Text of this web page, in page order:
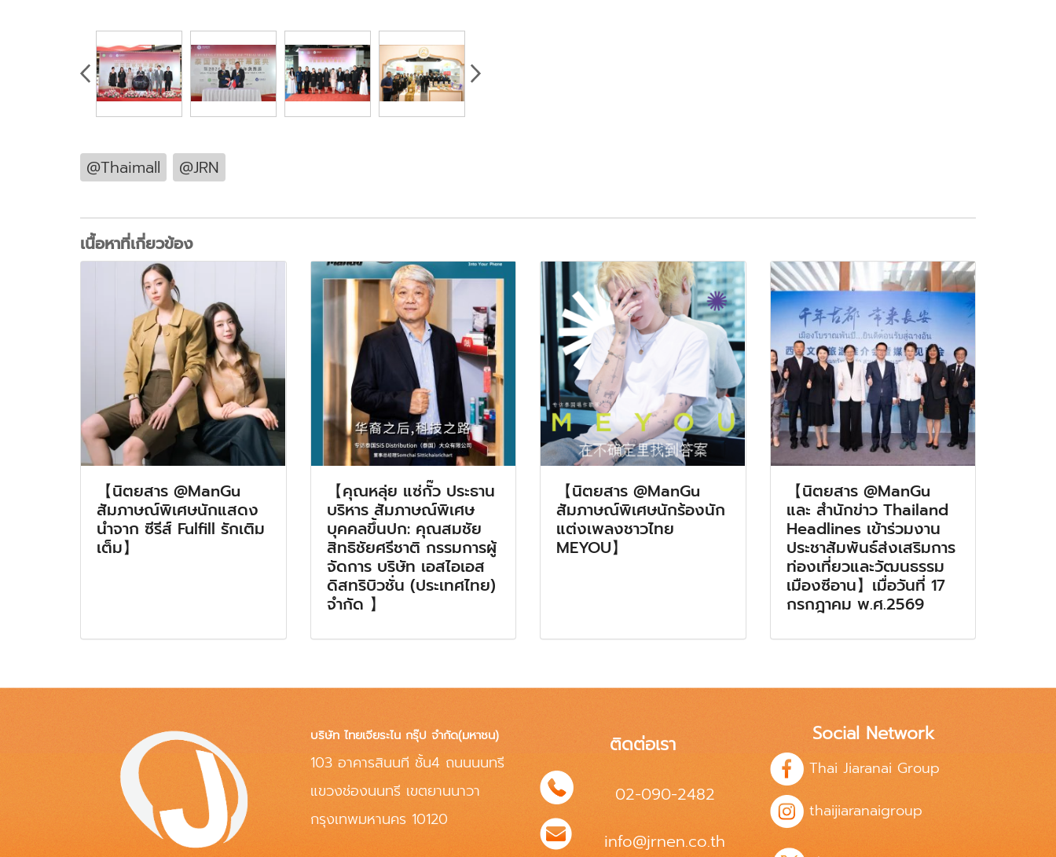
@Thaimall @JRN
เนื้อหาที่เกี่ยวข้อง
【นิตยสาร @ManGu
สัมภาษณ์พิเศษนักแสดง
นำจาก ซีรีส์ Fulfill รักเติม
เต็ม】
【คุณหลุ่ย แซ่กั๊ว ประธาน
บริหาร สัมภาษณ์พิเศษ
บุคคลขึ้นปก: คุณสมชัย
สิทธิชัยศรีชาติ กรรมการผู้
จัดการ บริษัท เอสไอเอส
ดิสทริบิวชั่น (ประเทศไทย)
จำกัด 】
【นิตยสาร @ManGu
สัมภาษณ์พิเศษนักร้องนัก
แต่งเพลงชาวไทย
MEYOU】
【นิตยสาร @ManGu
และ สำนักข่าว Thailand
Headlines เข้าร่วมงาน
ประชาสัมพันธ์ส่งเสริมการ
ท่องเที่ยวและวัฒนธรรม
เมืองซีอาน】เมื่อวันที่ 17
กรกฎาคม พ.ศ.2569
บริษัท ไทยเจียระไน กรุ๊ป จำกัด(มหาชน)
103 อาคารสินนที ชั้น4 ถนนนนทรี
แขวงช่องนนทรี เขตยานนาวา
กรุงเทพมหานคร 10120
ติดต่อเรา
02-090-2482
info@jrnen.co.th
Social Network
Thai Jiaranai Group
thaijiaranaigroup